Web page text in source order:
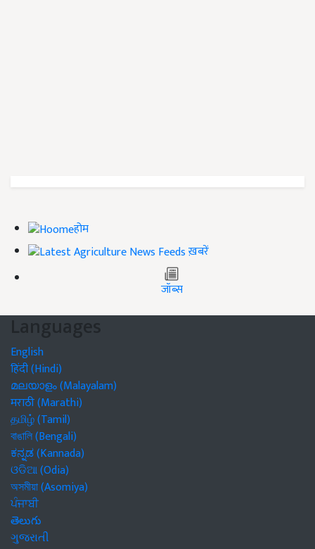
होम
ख़बरें
जॉब्स
Languages
English
हिंदी (Hindi)
മലയാളം (Malayalam)
मराठी (Marathi)
தமிழ் (Tamil)
বাঙালি (Bengali)
ಕನ್ನಡ (Kannada)
ଓଡିଆ (Odia)
অসমীয়া (Asomiya)
ਪੰਜਾਬੀ
తెలుగు
ગુજરાતી